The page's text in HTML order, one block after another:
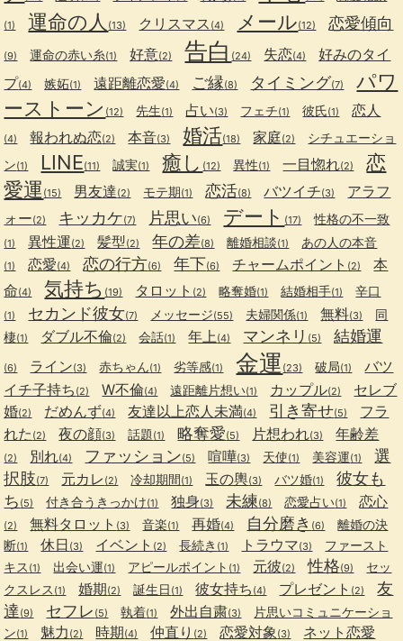
(1) 運命の人 (13) クリスマス (4) メール(12) 恋愛傾向
(9) 運命の赤い糸(1) 好意(2) 告白 (24) 失恋(4)
好みのタイ
プ(4) 嫉妬(1) 遠距離恋愛(4) ご縁(8) タイミング(7)
パワ
ーストーン (12) 先生(1) 占い(3) フェチ(1) 彼氏(1) 恋人
(4) 報われぬ恋(2) 本音(3) 婚活(18) 家庭(2)
シチュエーショ
ン(1) LINE(11) 誠実(1) 癒し (12) 異性(1) 一目惚れ(2)
恋
愛運 (15) 男友達(2) モテ期(1) 恋活(8) バツイチ(3)
アラフ
ォー(2) キッカケ(7) 片思い(6) デート (17) 性格の不一致
(1) 異性運(2) 髪型(2) 年の差(8) 離婚相談(1) あの人の本音
(1) 恋愛(4) 恋の行方(6) 年下(6) チャームポイント (2)
本
命(4) 気持ち (19) タロット (2) 略奪婚(1) 結婚相手(1) 辛口
(1) セカンド彼女(7) メッセージ(55) 夫婦関係(1) 無料(3)
同
棲(1) ダブル不倫(2) 会話(1) 年上 (4) マンネリ (5) 結婚運
(6) ライン(3) 赤ちゃん(1) 劣等感(1) 金運 (23) 破局(1)
バツ
イチ子持ち (2) W不倫(4) 遠距離片想い(1) カップル(2)
セレブ
婚(2) だめんず(4) 友達以上恋人未満(4) 引き寄せ(5)
フラ
れた (2) 夜の顔(3) 話題(1) 略奪愛(5) 片想われ(3) 年齢差
(2) 別れ(4) ファッション(5) 喧嘩(3) 天使(1) 美容運(1)
選
択肢(7) 元カレ (2) 冷却期間(1) 玉の輿(3) バツ婚(1)
彼女も
ち (5) 付き合うきっかけ(1) 独身(3) 未練(8) 恋愛占い(1) 恋心
(2) 無料タロット (3) 音楽(1) 再婚(4) 自分磨き (6)
離婚の決
断(1) 休日 (3) イベント (2) 長続き (1) トラウマ(3)
ファースト
キス (1) 出会い運(1) アピールポイント (1) 元彼(2) 性格(9)
セッ
クスレス (1) 婚期(2) 誕生日 (1) 彼女持ち (4) プレゼント (2)
友
達 (9) セフレ (5) 執着(1) 外出自粛(3)
片思いコミュニケーショ
ン(1) 魅力 (2) 時期(4) 仲直り (2) 恋愛対象 (3) ネット恋愛